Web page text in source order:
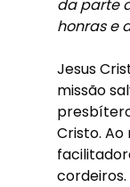
da parte
honras e
Jesus
missão
Cristo.
cordeiros.